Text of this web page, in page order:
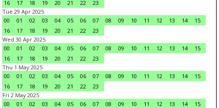
16 17 18 19 20 21 22
23
Tue 29 Apr 2025
00
01 02 03 04 05 06 07 08 09 10 11 12 13 14
15
16
17 18 19 20 21 22
23
Wed 30 Apr 2025
00
01 02 03 04 05 06 07 08 09 10 11 12 13 14
15
16
17 18 19 20 21 22
23
Thu 1 May 2025
00
01 02 03 04 05 06 07 08 09 10 11 12 13 14
15
16
17 18 19 20 21 22
23
Fri 2 May 2025
00
01 02 03 04 05 06 07 08 09 10 11 12 13 14
15